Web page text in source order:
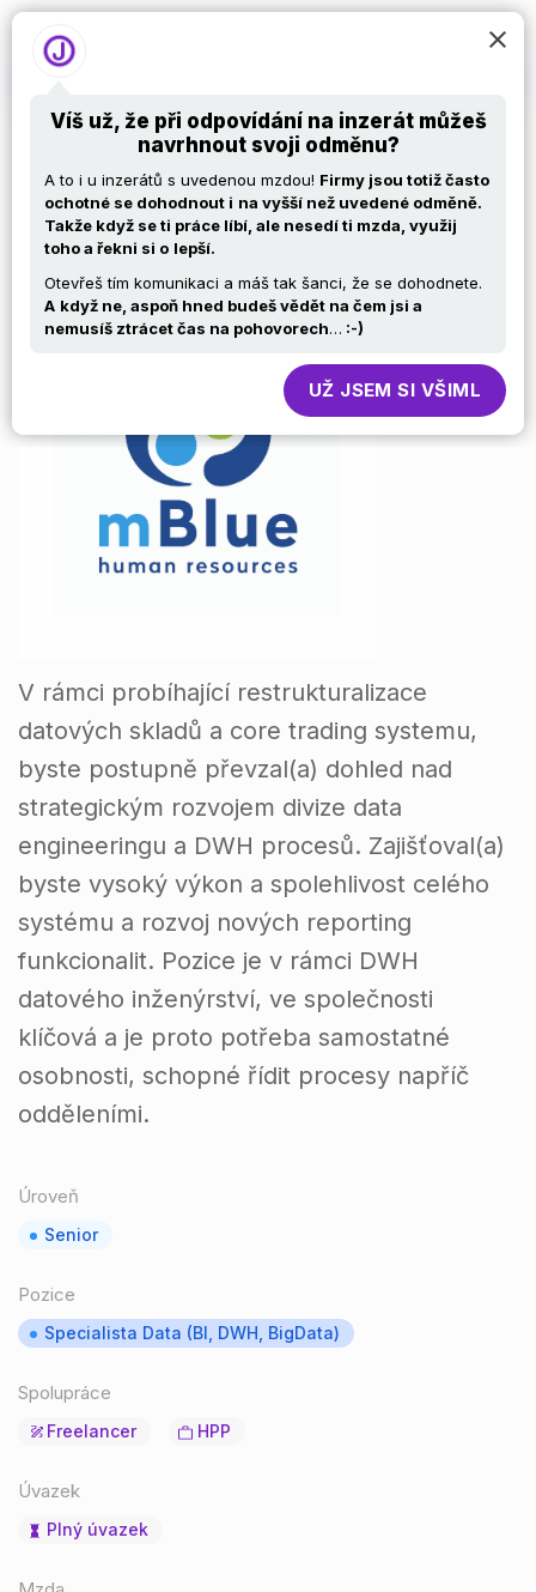
BI Data Engineer –
Tech Lead (f/m)
V rámci probíhající restrukturalizace
datových skladů a core trading systemu,
byste postupně převzal(a) dohled nad
strategickým rozvojem divize data
engineeringu a DWH procesů. Zajišťoval(a)
byste vysoký výkon a spolehlivost celého
systému a rozvoj nových reporting
funkcionalit. Pozice je v rámci DWH
datového inženýrství, ve společnosti
klíčová a je proto potřeba samostatné
osobnosti, schopné řídit procesy napříč
odděleními.
Úroveň
Senior
Pozice
Specialista Data (BI, DWH, BigData)
Spolupráce
Freelancer HPP
Úvazek
Plný úvazek
Víš už, že při odpovídání na inzerát můžeš
navrhnout svoji odměnu?
A to i u inzerátů s uvedenou mzdou! Firmy jsou totiž často
ochotné se dohodnout i na vyšší než uvedené odměně.
Takže když se ti práce líbí, ale nesedí ti mzda, využij
toho a řekni si o lepší.
Otevřeš tím komunikaci a máš tak šanci, že se dohodnete.
A když ne, aspoň hned budeš vědět na čem jsi a
nemusíš ztrácet čas na pohovorech… :-)
UŽ JSEM SI VŠIML